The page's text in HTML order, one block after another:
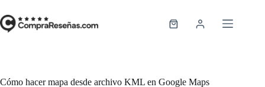
al
contenido
Carro
Cómo hacer mapa desde archivo KML en Google Maps